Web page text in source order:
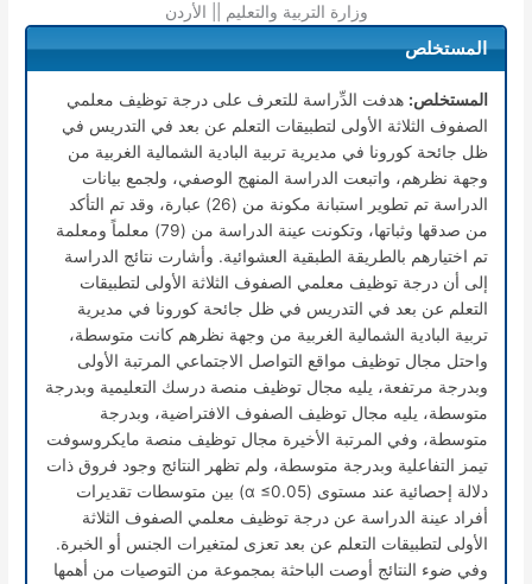
وزارة التربية والتعليم || الأردن
المستخلص
المستخلص: هدفت الدِّراسة للتعرف على درجة توظيف معلمي
الصفوف الثلاثة الأولى لتطبيقات التعلم عن بعد في التدريس في
ظل جائحة كورونا في مديرية تربية البادية الشمالية الغربية من
وجهة نظرهم، واتبعت الدراسة المنهج الوصفي، ولجمع بيانات
الدراسة تم تطوير استبانة مكونة من (26) عبارة، وقد تم التأكد
من صدقها وثباتها، وتكونت عينة الدراسة من (79) معلماً ومعلمة
تم اختيارهم بالطريقة الطبقية العشوائية. وأشارت نتائج الدراسة
إلى أن درجة توظيف معلمي الصفوف الثلاثة الأولى لتطبيقات
التعلم عن بعد في التدريس في ظل جائحة كورونا في مديرية
تربية البادية الشمالية الغربية من وجهة نظرهم كانت متوسطة،
واحتل مجال توظيف مواقع التواصل الاجتماعي المرتبة الأولى
وبدرجة مرتفعة، يليه مجال توظيف منصة درسك التعليمية وبدرجة
متوسطة، يليه مجال توظيف الصفوف الافتراضية، وبدرجة
متوسطة، وفي المرتبة الأخيرة مجال توظيف منصة مايكروسوفت
تيمز التفاعلية وبدرجة متوسطة، ولم تظهر النتائج وجود فروق ذات
دلالة إحصائية عند مستوى (
α≤0.05) بين متوسطات تقديرات
أفراد عينة الدراسة عن درجة توظيف معلمي الصفوف الثلاثة
الأولى لتطبيقات التعلم عن بعد تعزى لمتغيرات الجنس أو الخبرة.
وفي ضوء النتائج أوصت الباحثة بمجموعة من التوصيات من أهمها